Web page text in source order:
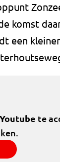
komst
een
Youtube te